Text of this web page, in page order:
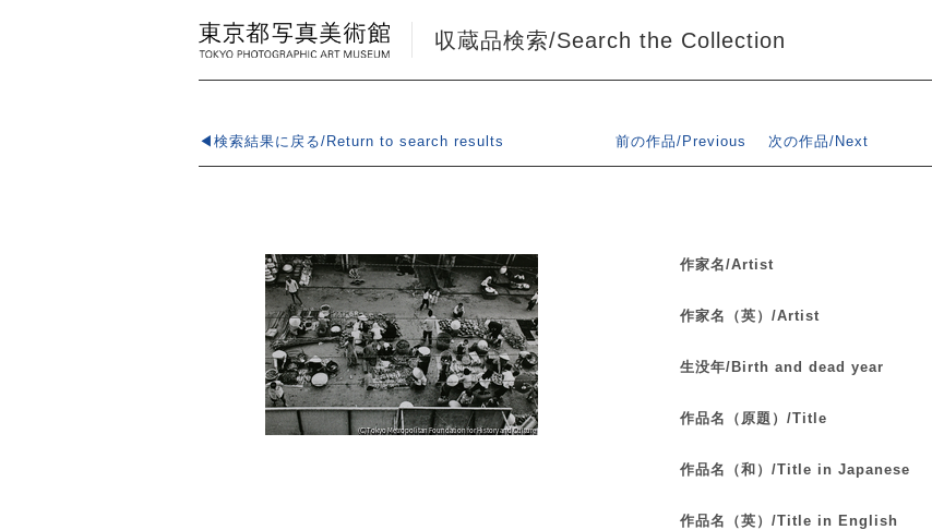
収蔵品検索/Search the Collection
◀検索結果に戻る/Return to search results 前の作品/Previous 次の作品/Next
作家名/Artist
作家名（英）/Artist
生没年/Birth and dead year
作品名（原題）/Title
作品名（和）/Title in Japanese
作品名（英）/Title in English